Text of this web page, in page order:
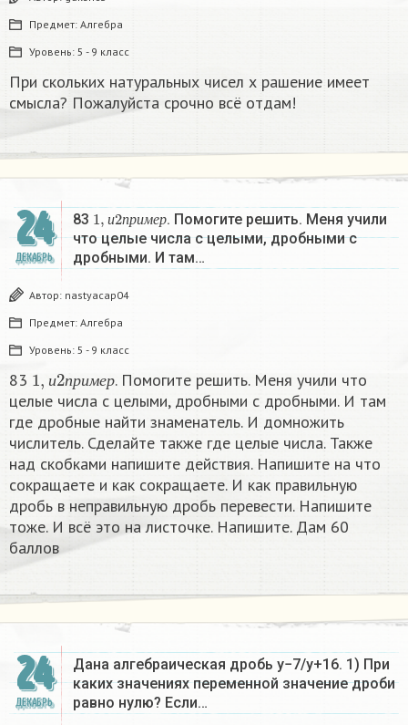
Предмет: Алгебра
Уровень: 5 - 9 класс
При скольких натуральных чисел х рашение имеет
смысла? Пожалуйста срочно всё отдам!
24
ДЕКАБРЬ
83 и пр име р
1,и 2пример
. Помогите решить. Меня учили
что целые числа с целыми, дробными с
дробными. И там…
Автор: nastyacap04
Предмет: Алгебра
Уровень: 5 - 9 класс
83 и п р име р
1 2п
. Помогите решить. Меня учили что
целые числа с целыми, дробными с дробными. И там
где дробные найти знаменатель. И домножить
числитель. Сделайте также где целые числа. Также
над скобками напишите действия. Напишите на что
сокращаете и как сокращаете. И как правильную
дробь в неправильную дробь перевести. Напишите
тоже. И всё это на листочке. Напишите. Дам 60
баллов
24
ДЕКАБРЬ
Дана алгебраическая дробь y−7/y+16. 1) При
каких значениях переменной значение дроби
равно нулю? Если…